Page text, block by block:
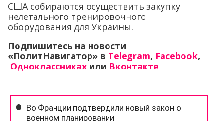
США собираются осуществить закупку
нелетального тренировочного
оборудования для Украины.
Подпишитесь на новости
«ПолитНавигатор» в Telegram, Facebook,
Одноклассниках или Вконтакте